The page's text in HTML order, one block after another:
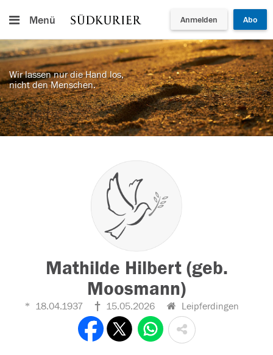
Menü Anmelden Abo
Wir lassen nur die Hand los,
nicht den Menschen.
Mathilde Hilbert (geb.
Moosmann)
18.04.1937 15.05.2026 Leipferdingen